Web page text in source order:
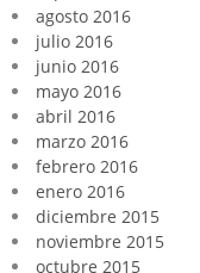
agosto 2016
julio 2016
junio 2016
mayo 2016
abril 2016
marzo 2016
febrero 2016
enero 2016
diciembre 2015
noviembre 2015
octubre 2015